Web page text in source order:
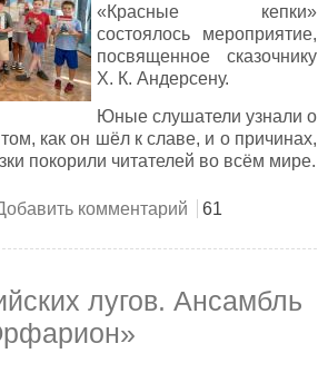
«Красные кепки»
состоялось мероприятие,
посвященное сказочнику
Х. К. Андерсену.
Юные слушатели узнали о
как он шёл к славе, и о причинах,
покорили читателей во всём мире.
героев Андерсена
комментарий
61
лугов. Ансамбль